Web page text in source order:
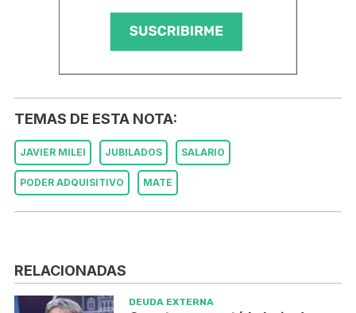
TEMAS DE ESTA NOTA:
JAVIER MILEI JUBILADOS SALARIO
PODER ADQUISITIVO MATE
RELACIONADAS
DEUDA EXTERNA